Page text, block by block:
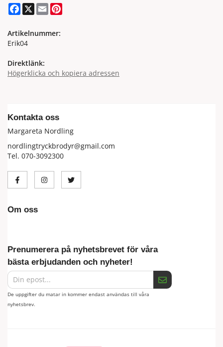
Facebook
X Email
Artikelnummer:
Erik04
Direktlänk:
Högerklicka och kopiera adressen
Kontakta oss
Margareta Nordling
nordlingtryckbrodyr@gmail.com
Tel. 070-3092300
Om oss
Prenumerera på nyhetsbrevet för våra
bästa erbjudanden och nyheter!
De uppgifter du matar in kommer endast användas till våra
nyhetsbrev.